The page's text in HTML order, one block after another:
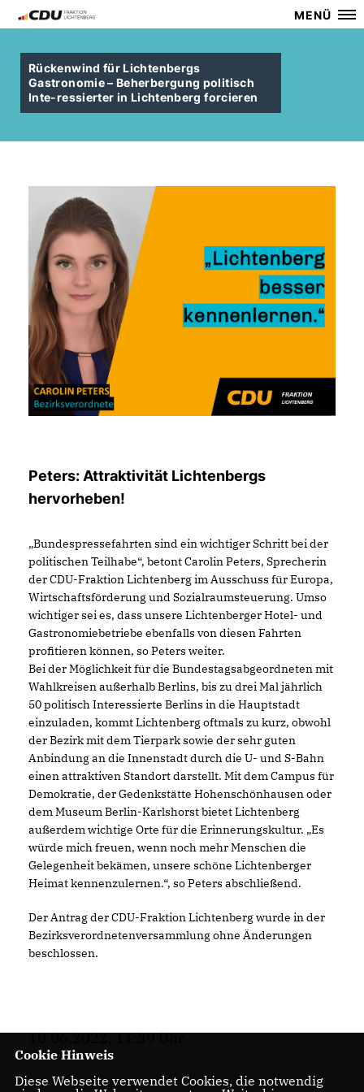
MENÜ
Rückenwind für Lichtenbergs
Gastronomie – Beherbergung politisch
Inte-ressierter in Lichtenberg forcieren
Peters: Attraktivität Lichtenbergs
hervorheben!
Bundespressefahrten sind ein wichtiger Schritt bei der
politischen Teilhabe“, betont Carolin Peters, Sprecherin
der CDU-Fraktion Lichtenberg im Ausschuss für Europa,
Wirtschaftsförderung und Sozialraumsteuerung. Umso
wichtiger sei es, dass unsere Lichtenberger Hotel- und
Gastronomiebetriebe ebenfalls von diesen Fahrten
profitieren können, so Peters weiter.
Bei der Möglichkeit für die Bundestagsabgeordneten mit
Wahlkreisen außerhalb Berlins, bis zu drei Mal jährlich
50 politisch Interessierte Berlins in die Hauptstadt
einzuladen, kommt Lichtenberg oftmals zu kurz, obwohl
der Bezirk mit dem Tierpark sowie der sehr guten
Anbindung an die Innenstadt durch die U- und S-Bahn
einen attraktiven Standort darstellt. Mit dem Campus für
Demokratie, der Gedenkstätte Hohenschönhausen oder
dem Museum Berlin-Karlshorst bietet Lichtenberg
außerdem wichtige Orte für die Erinnerungskultur. „Es
würde mich freuen, wenn noch mehr Menschen die
Gelegenheit bekämen, unsere schöne Lichtenberger
Heimat kennenzulernen.“, so Peters abschließend.
Der Antrag der CDU-Fraktion Lichtenberg wurde in der
Bezirksverordnetenversammlung ohne Änderungen
beschlossen.
10.06.2022, 11:39 Uhr
Cookie Hinweis
Diese Webseite verwendet Cookies, die notwendig